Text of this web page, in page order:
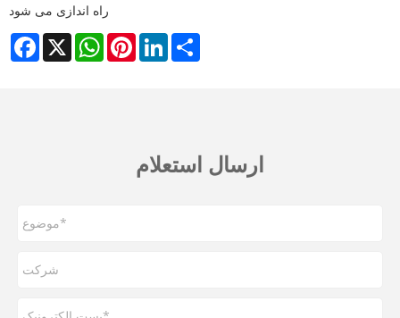
راه اندازی می شود
Facebook
X WhatsAppPinterestLinkedIn
ارسال استعلام